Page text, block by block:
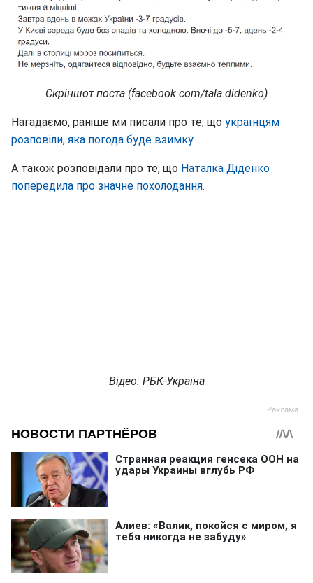
Скріншот поста (facebook.com/tala.didenko)
Нагадаємо, раніше ми писали про те, що українцям
розповіли, яка погода буде взимку.
А також розповідали про те, що Наталка Діденко
попередила про значне похолодання.
Відео: РБК-Україна